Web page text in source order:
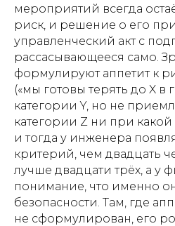
мероприятий всегда
риск, и решение о его
управленческий акт с
рассасывающееся само.
формулируют аппетит к
(«мы готовы терять до X в
категории Y, но не
категории Z ни при
и тогда у инженера
критерий, чем двадцать
лучше двадцати трёх, а у
понимание, что именно
безопасности. Там, где
не сформулирован, его